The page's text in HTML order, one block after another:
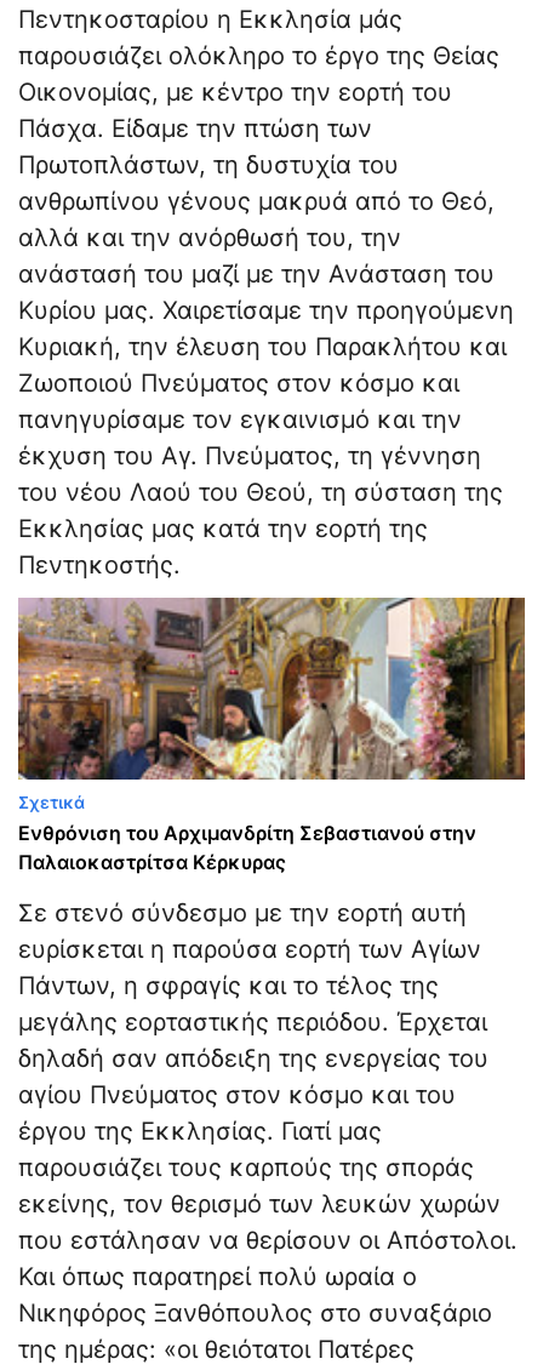
Πεντηκοσταρίου η Εκκλησία μάς
παρουσιάζει ολόκληρο το έργο της Θείας
Οικονομίας, με κέντρο την εορτή του
Πάσχα. Είδαμε την πτώση των
Πρωτοπλάστων, τη δυστυχία του
ανθρωπίνου γένους μακρυά από το Θεό,
αλλά και την ανόρθωσή του, την
ανάστασή του μαζί με την Ανάσταση του
Κυρίου μας. Χαιρετίσαμε την προηγούμενη
Κυριακή, την έλευση του Παρακλήτου και
Ζωοποιού Πνεύματος στον κόσμο και
πανηγυρίσαμε τον εγκαινισμό και την
έκχυση του Αγ. Πνεύματος, τη γέννηση
του νέου Λαού του Θεού, τη σύσταση της
Εκκλησίας μας κατά την εορτή της
Πεντηκοστής.
Σχετικά
Ενθρόνιση του Αρχιμανδρίτη Σεβαστιανού στην
Παλαιοκαστρίτσα Κέρκυρας
Σε στενό σύνδεσμο με την εορτή αυτή
ευρίσκεται η παρούσα εορτή των Αγίων
Πάντων, η σφραγίς και το τέλος της
μεγάλης εορταστικής περιόδου. Έρχεται
δηλαδή σαν απόδειξη της ενεργείας του
αγίου Πνεύματος στον κόσμο και του
έργου της Εκκλησίας. Γιατί μας
παρουσιάζει τους καρπούς της σποράς
εκείνης, τον θερισμό των λευκών χωρών
που εστάλησαν να θερίσουν οι Απόστολοι.
Και όπως παρατηρεί πολύ ωραία ο
Νικηφόρος Ξανθόπουλος στο συναξάριο
της ημέρας: «οι θειότατοι Πατέρες